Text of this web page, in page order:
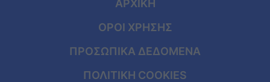
ΑΡΧΙΚΗ
ΟΡΟΙ ΧΡΗΣΗΣ
ΠΡΟΣΩΠΙΚΑ ΔΕΔΟΜΕΝΑ
ΠΟΛΙΤΙΚΗ COOKIES